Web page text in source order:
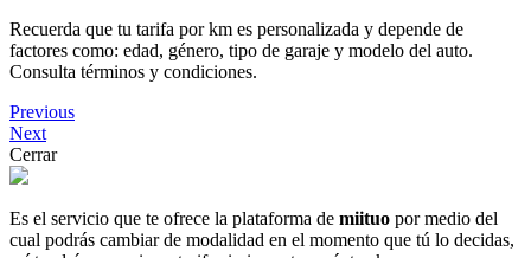
Recuerda que tu tarifa por km es personalizada y depende de
factores como: edad, género, tipo de garaje y modelo del auto.
Consulta términos y condiciones.
Previous
Next
Cerrar
Es el servicio que te ofrece la plataforma de miituo por medio del
cual podrás cambiar de modalidad en el momento que tú lo decidas,